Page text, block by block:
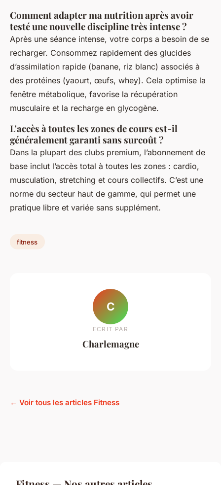
Comment adapter ma nutrition après avoir
testé une nouvelle discipline très intense ?
Après une séance intense, votre corps a besoin de se
recharger. Consommez rapidement des glucides
d’assimilation rapide (banane, riz blanc) associés à
des protéines (yaourt, œufs, whey). Cela optimise la
fenêtre métabolique, favorise la récupération
musculaire et la recharge en glycogène.
L'accès à toutes les zones de cours est-il
généralement garanti sans surcoût ?
Dans la plupart des clubs premium, l’abonnement de
base inclut l’accès total à toutes les zones : cardio,
musculation, stretching et cours collectifs. C’est une
norme du secteur haut de gamme, qui permet une
pratique libre et variée sans supplément.
fitness
C
ECRIT PAR
Charlemagne
← Voir tous les articles Fitness